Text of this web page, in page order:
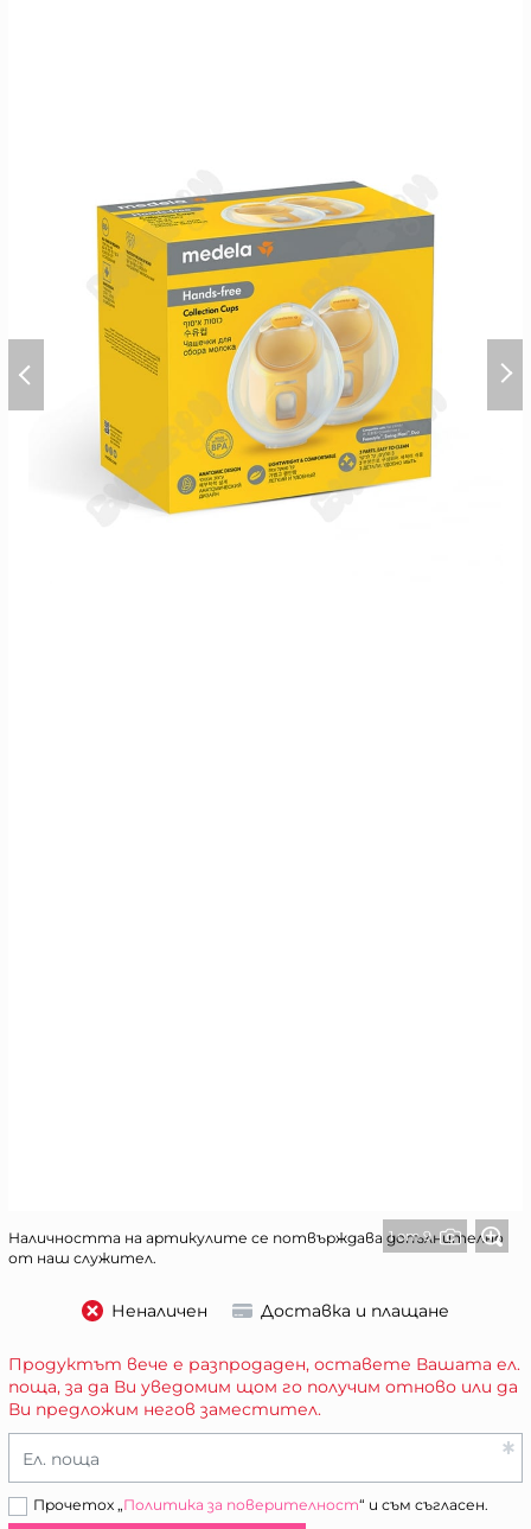
1 от 9
Наличността на артикулите се потвърждава допълнително
от наш служител.
Неналичен Доставка и плащане
Продуктът вече е разпродаден, оставете Вашата ел.
поща, за да Ви уведомим щом го получим отново или да
Ви предложим негов заместител.
Ел. поща
Прочетох „Политика за поверителност“ и съм съгласен.